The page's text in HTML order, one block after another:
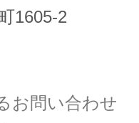
1605-2
お問い合わせ